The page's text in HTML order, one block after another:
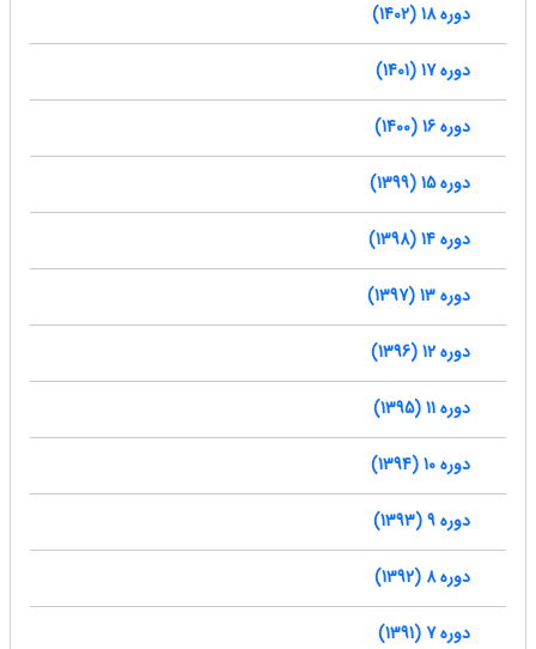
دوره 18 (1402)
دوره 17 (1401)
دوره 16 (1400)
دوره 15 (1399)
دوره 14 (1398)
دوره 13 (1397)
دوره 12 (1396)
دوره 11 (1395)
دوره 10 (1394)
دوره 9 (1393)
دوره 8 (1392)
دوره 7 (1391)